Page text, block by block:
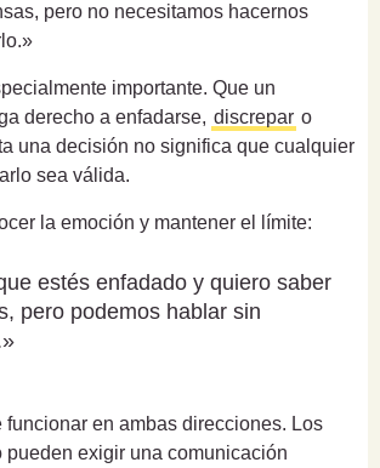
pero no necesitamos hacernos
importante. Que un
derecho a enfadarse, discrepar o
una decisión no significa que cualquier
sea válida.
la emoción y mantener el límite:
estés enfadado y quiero saber
pero podemos hablar sin
funcionar en ambas direcciones. Los
pueden exigir una comunicación